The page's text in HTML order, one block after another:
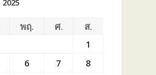
พฤ. ศ.
ส.
1
6 7
8